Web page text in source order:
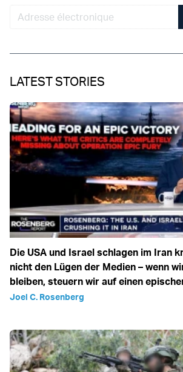
LATEST STORIES
Die USA und Israel schlagen im Iran
nicht den Lügen der Medien – wenn
bleiben, steuern wir auf einen
Joel C. Rosenberg